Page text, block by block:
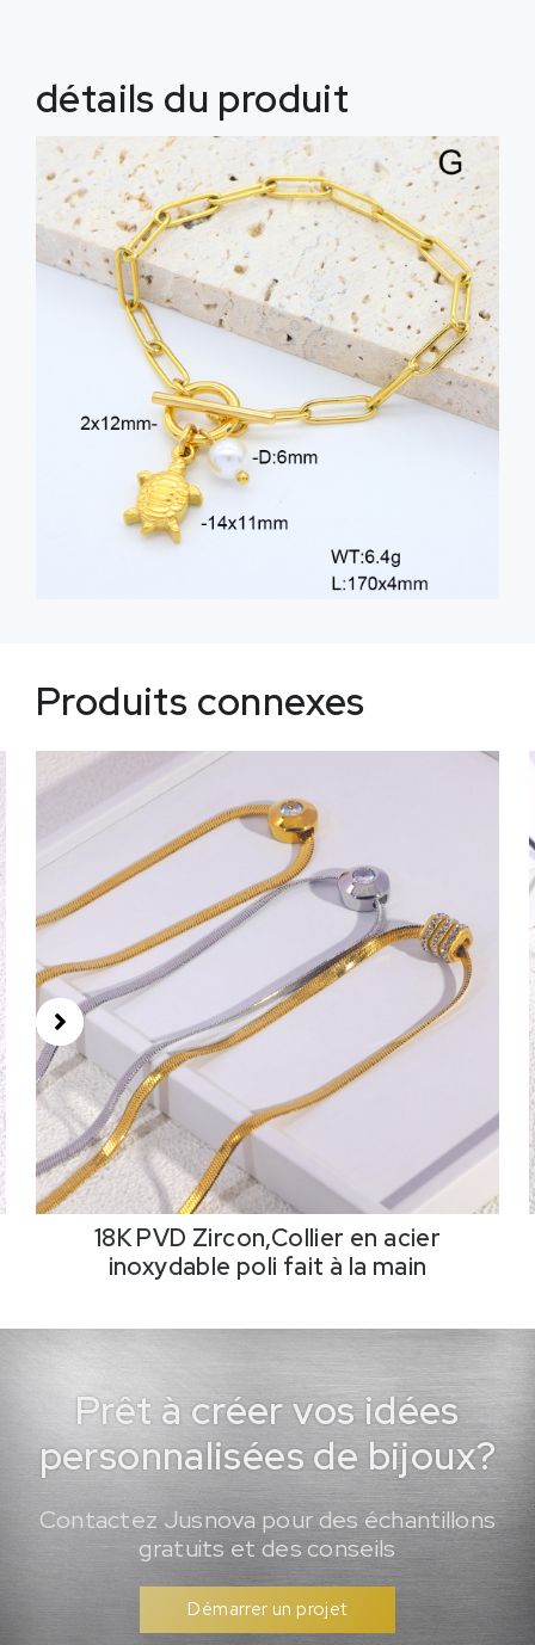
détails du produit
Produits connexes
18K PVD Zircon,Collier en acier
inoxydable poli fait à la main
Prêt à créer vos idées
personnalisées de bijoux?
Contactez Jusnova pour des échantillons
gratuits et des conseils
Démarrer un projet